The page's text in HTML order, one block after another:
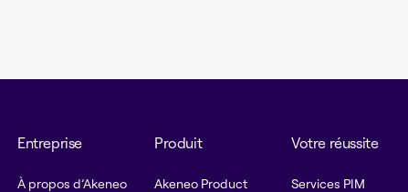
Entreprise
À propos d’Akeneo
Produit
Akeneo Product
Votre réussite
Services PIM